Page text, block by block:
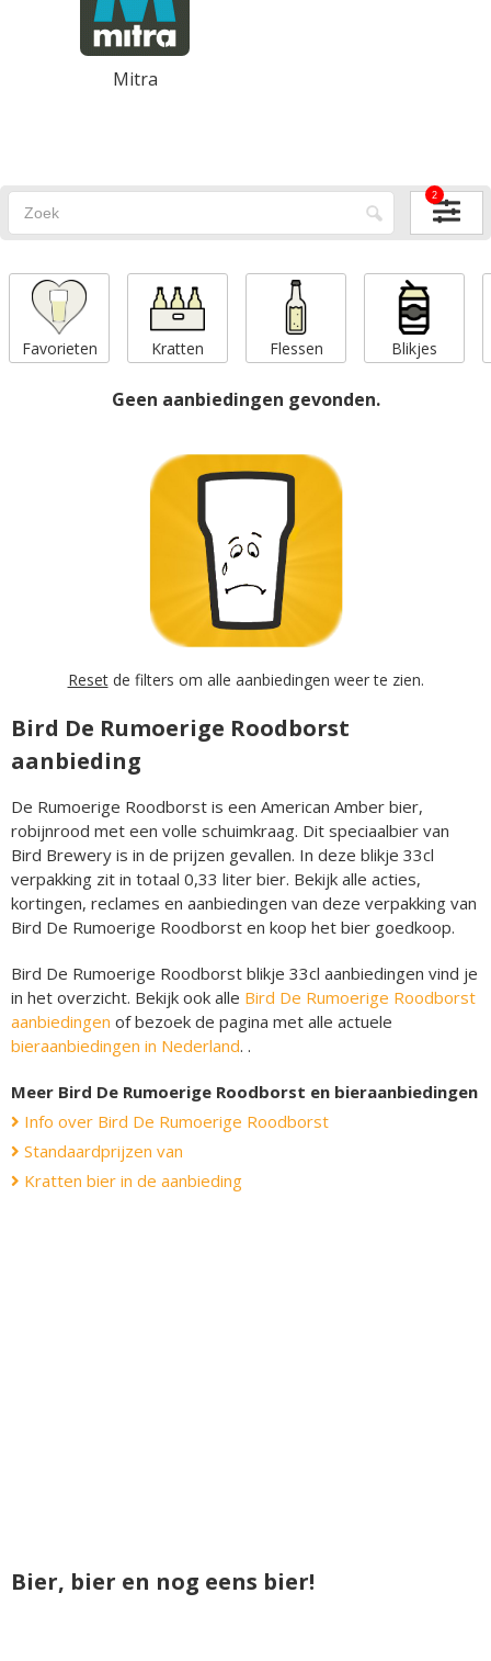
Mitra
2
Favorieten Kratten Flessen Blikjes
Geen aanbiedingen gevonden.
Resetde filters om alle aanbiedingen weer te zien.
Bird De Rumoerige Roodborst
aanbieding
De Rumoerige Roodborst is een American Amber bier,
robijnrood met een volle schuimkraag. Dit speciaalbier van
Bird Brewery is in de prijzen gevallen. In deze blikje 33cl
verpakking zit in totaal 0,33 liter bier. Bekijk alle acties,
kortingen, reclames en aanbiedingen van deze verpakking van
Bird De Rumoerige Roodborst en koop het bier goedkoop.
Bird De Rumoerige Roodborst blikje 33cl aanbiedingen vind je
in het overzicht. Bekijk ook alle Bird De Rumoerige Roodborst
aanbiedingen of bezoek de pagina met alle actuele
bieraanbiedingen in Nederland. .
Meer Bird De Rumoerige Roodborst en bieraanbiedingen
Info over Bird De Rumoerige Roodborst
Standaardprijzen van
Kratten bier in de aanbieding
Bier, bier en nog eens bier!